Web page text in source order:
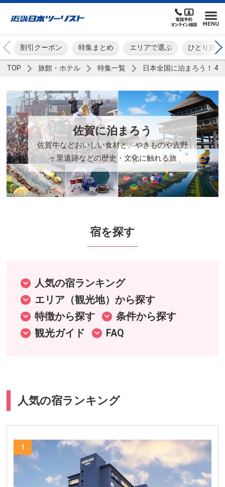
割引クーポン 特集まとめ エリアで選ぶ ひとり旅
TOP 旅館・ホテル 特集一覧 日本全国に泊まろう！
佐賀に泊まろう
佐賀牛などおいしい食材と、やきものや吉野
ヶ里遺跡などの歴史・文化に触れる旅
宿を探す
人気の宿ランキング
エリア（観光地）から探す
特徴から探す
条件から探す
観光ガイド
FAQ
人気の宿ランキング
1